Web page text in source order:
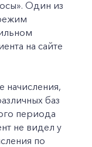
Один из
на сайте
начисления,
баз
периода
не видел у
по